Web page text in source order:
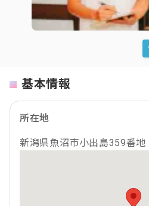
基本情報
所在地
新潟県魚沼市小出島359番地